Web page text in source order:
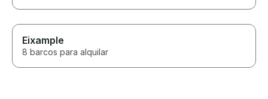
Eixample
8 barcos para alquilar